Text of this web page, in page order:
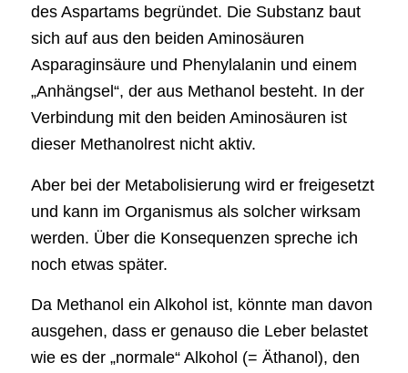
des Aspartams begründet. Die Substanz baut
sich auf aus den beiden Aminosäuren
Asparaginsäure und Phenylalanin und einem
„Anhängsel“, der aus Methanol besteht. In der
Verbindung mit den beiden Aminosäuren ist
dieser Methanolrest nicht aktiv.
Aber bei der Metabolisierung wird er freigesetzt
und kann im Organismus als solcher wirksam
werden. Über die Konsequenzen spreche ich
noch etwas später.
Da Methanol ein Alkohol ist, könnte man davon
ausgehen, dass er genauso die Leber belastet
wie es der „normale“ Alkohol (= Äthanol), den